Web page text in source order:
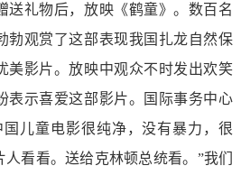
送礼物后，放映《鹤童》。数百名
勃观赏了这部表现我国扎龙自然保
美影片。放映中观众不时发出欢笑
表示喜爱这部影片。国际事务中心
儿童电影很纯净，没有暴力，很
看看。送给克林顿总统看。”我们